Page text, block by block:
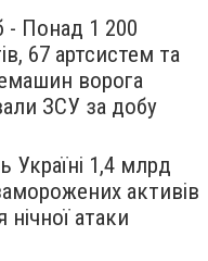
- Понад 1 200
67 артсистем та
ворога
ЗСУ за добу
Україні 1,4 млрд
активів
нічної атаки